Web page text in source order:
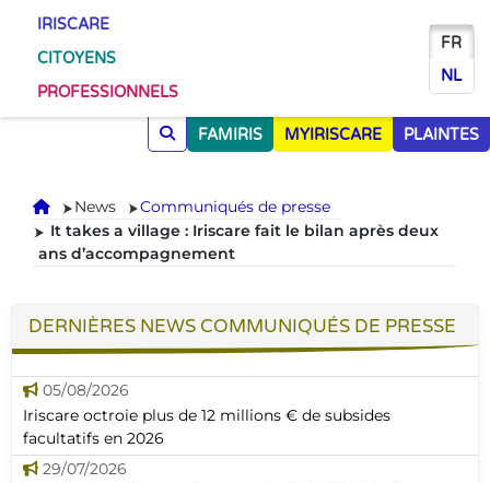
IRISCARE
CITOYENS
PROFESSIONNELS
FR
NL
FAMIRIS MYIRISCARE PLAINTES
Accueil
News
Communiqués de presse
It takes a village : Iriscare fait le bilan après deux
ans d’accompagnement
DERNIÈRES NEWS COMMUNIQUÉS DE PRESSE
05/08/2026
Iriscare octroie plus de 12 millions € de subsides
facultatifs en 2026
29/07/2026